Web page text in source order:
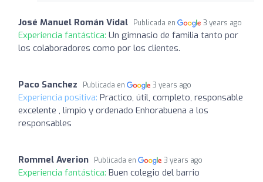
José Manuel Román Vidal Publicada en 3 years ago
Experiencia fantástica: Un gimnasio de familia tanto por
los colaboradores como por los clientes.
Paco Sanchez Publicada en 3 years ago
Experiencia positiva: Practico, útil, completo, responsable
excelente , limpio y ordenado Enhorabuena a los
responsables
Rommel Averion Publicada en 3 years ago
Experiencia fantástica: Buen colegio del barrio